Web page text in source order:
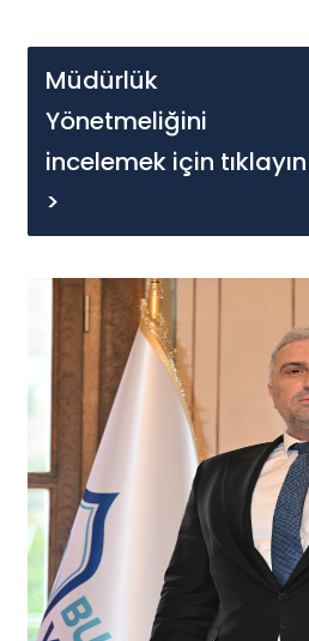
Müdürlük
Yönetmeliğini
incelemek için tıklayın
>